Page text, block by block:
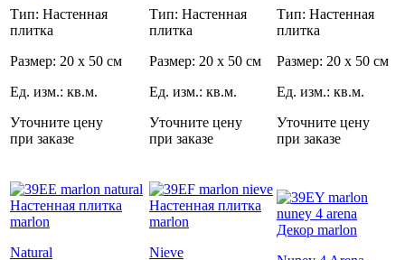
Тип: Настенная
плитка
Размер: 20 x 50 см
Ед. изм.: кв.м.
Уточните цену
при заказе
Тип: Настенная
плитка
Размер: 20 x 50 см
Ед. изм.: кв.м.
Уточните цену
при заказе
Тип: Настенная
плитка
Размер: 20 x 50 см
Ед. изм.: кв.м.
Уточните цену
при заказе
Natural
Nieve